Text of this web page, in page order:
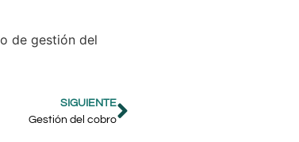
de gestión del
SIGUIENTE
Gestión del cobro